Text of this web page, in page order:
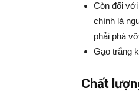
Còn đối
chính là
phải phá
Gạo trắng
Chất